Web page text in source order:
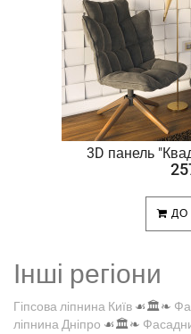
3D панель
ДО
Інші регіони
Гіпсова ліпнина Київ ☙🏛️❧
ліпнина Дніпро ☙🏛️❧